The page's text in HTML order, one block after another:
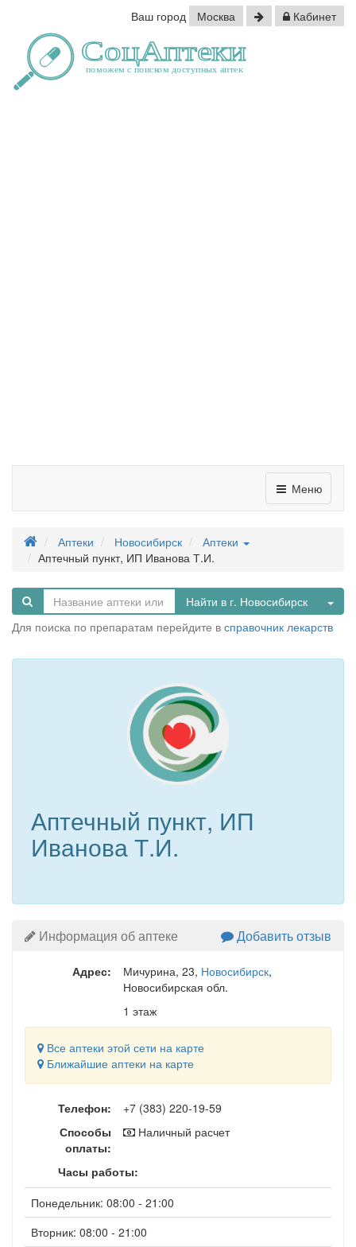
Ваш город Москва Кабинет
Меню
Аптеки Новосибирск
Аптеки
Аптечный пункт, ИП Иванова Т.И.
Найти в г. Новосибирск
Для поиска по препаратам перейдите в справочник лекарств
Аптечный пункт, ИП
Иванова Т.И.
Информация об аптеке Добавить отзыв
Адрес: Мичурина, 23, Новосибирск,
Новосибирская обл.
1 этаж
Все аптеки этой сети на карте
Ближайшие аптеки на карте
Телефон:
+7 (383) 220-19-59
Способы
оплаты:
Наличный расчет
Часы работы:
Понедельник: 08:00 - 21:00
Вторник: 08:00 - 21:00